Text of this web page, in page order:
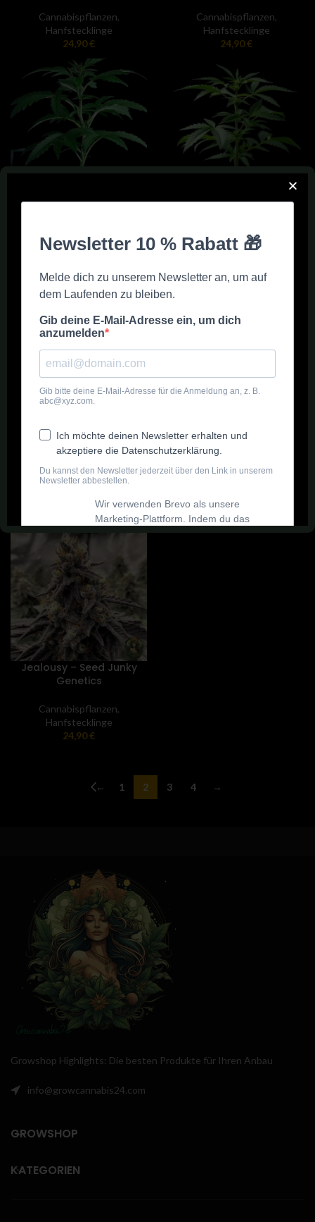
Cannabispflanzen,
Hanfstecklinge
24,90€
Cannabispflanzen,
Hanfstecklinge
24,90€
Girl Scout Cookies
Cannabispflanzen,
Gorilla Glue Cannabis
Cannabispflanzen
Grape Gas S1 –
Cannabis Stecklinge
Cannabispflanzen,
Hanfstecklinge
Syrup – Breeder Cut –
Cannabis Stecklinge
24,90
Jealousy – Seed Junky
Genetics
Cannabispflanzen,
Hanfstecklinge
24,90€
← 1 2 3 4 →
Growshop Highlights: Die besten Produkte für Ihren Anbau
info@growcannabis24.com
GROWSHOP
KATEGORIEN